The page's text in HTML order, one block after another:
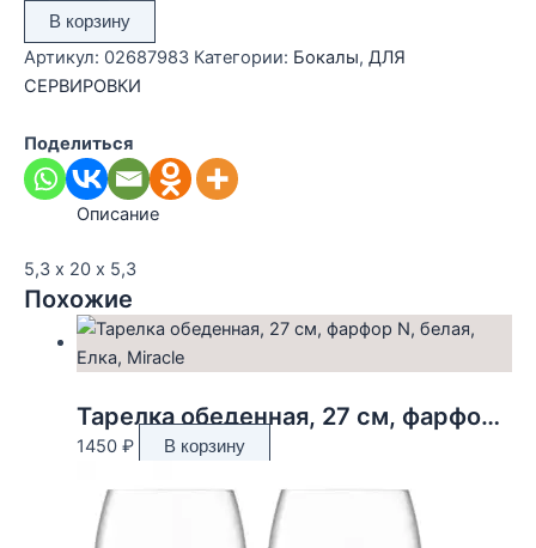
Набор
рюмок
для
ликера
105
мл,
В корзину
Артикул: 02687983 Категории: Бокалы, ДЛЯ
СЕРВИРОВКИ
Поделиться
Описание
5,3 х 20 х 5,3
Похожие
Тарелка обеденная, 27 см, фарфор N, белая, Елка, Miracle
1450 ₽ В корзину